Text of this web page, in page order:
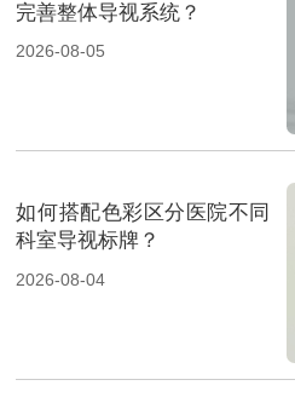
完善整体导视系统？
2026-08-05
如何搭配色彩区分医院不同
科室导视标牌？
2026-08-04